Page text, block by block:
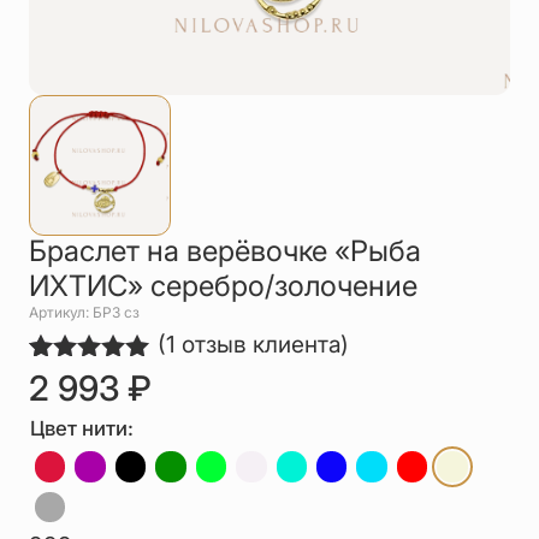
Чётки
Другое
Браслет на верёвочке «Рыба
ИХТИС» серебро/золочение
Артикул: БР3 сз
Рейтинг
5.00из 5
на основе
опроса
1
пользователя
(1 отзыв клиента)
2 993 ₽
Цвет нити: